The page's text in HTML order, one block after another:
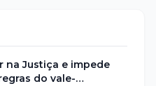
na Justiça e impede
do vale-